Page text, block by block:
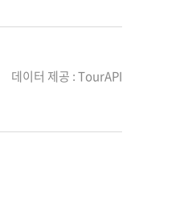
데이터 제공 : TourAPI